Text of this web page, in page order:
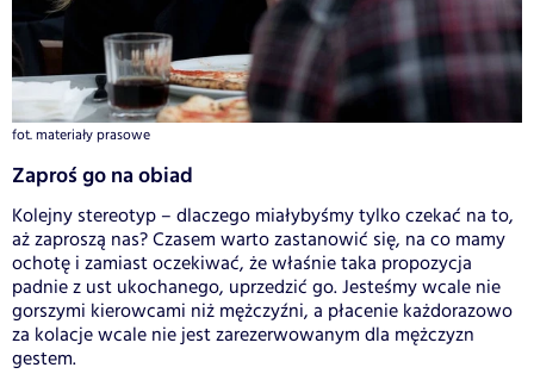
fot. materiały prasowe
Zaproś go na obiad
Kolejny stereotyp – dlaczego miałybyśmy tylko czekać na to,
aż zaproszą nas? Czasem warto zastanowić się, na co mamy
ochotę i zamiast oczekiwać, że właśnie taka propozycja
padnie z ust ukochanego, uprzedzić go. Jesteśmy wcale nie
gorszymi kierowcami niż mężczyźni, a płacenie każdorazowo
za kolacje wcale nie jest zarezerwowanym dla mężczyzn
gestem.